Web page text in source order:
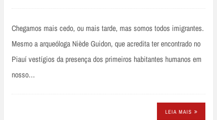
Chegamos mais cedo, ou mais tarde, mas somos todos imigrantes.
Mesmo a arqueóloga Niède Guidon, que acredita ter encontrado no
Piauí vestígios da presença dos primeiros habitantes humanos em
nosso…
LEIA MAIS